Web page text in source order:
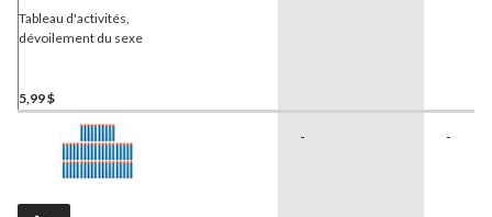
Tableau d'activités,
dévoilement du sexe
5,99 $
- -